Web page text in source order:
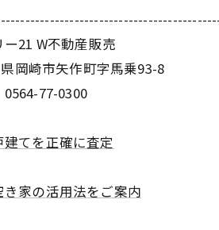
21 W不動産販売
岡崎市矢作町字馬乗93-8
0564-77-0300
建てを正確に査定
き家の活用法をご案内